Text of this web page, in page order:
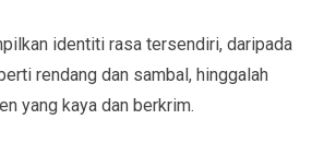
identiti rasa tersendiri, daripada
rendang dan sambal, hinggalah
yang kaya dan berkrim.